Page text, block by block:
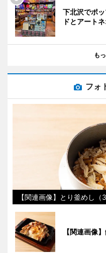
下北沢でポ
ドとアート
も
フォ
【関連画像】とり釜めし（
【関連画像